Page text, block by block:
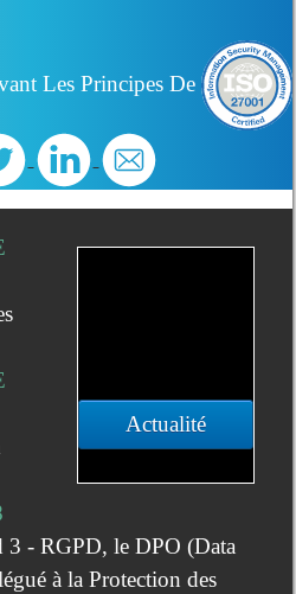
Les Principes De
Actualité
3 - RGPD, le DPO (Data
à la Protection des